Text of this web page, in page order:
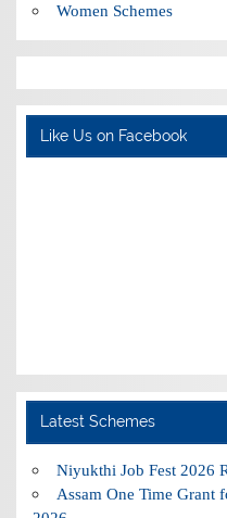
Women Schemes
Like Us on Facebook
Latest Schemes
Niyukthi Job Fest 2026
Assam One Time Grant